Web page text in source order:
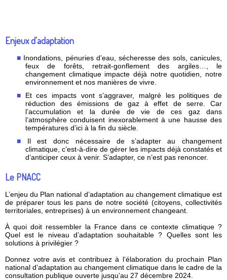
Enjeux d'adaptation
Inondations, pénuries d’eau, sécheresse des sols, canicules,
feux de forêts, retrait-gonflement des argiles…, le
changement climatique impacte déjà notre quotidien, notre
environnement et nos manières de vivre.
Et ces impacts vont s’aggraver, malgré les politiques de
réduction des émissions de gaz à effet de serre. Car
l’accumulation et la durée de vie de ces gaz dans
l’atmosphère conduisent inexorablement à une hausse des
températures d’ici à la fin du siècle.
Il est donc nécessaire de s’adapter au changement
climatique, c’est-à-dire de gérer les impacts déjà constatés et
d’anticiper ceux à venir. S’adapter, ce n’est pas renoncer.
Le PNACC
L’enjeu du Plan national d’adaptation au changement climatique est
de préparer tous les pans de notre société (citoyens, collectivités
territoriales, entreprises) à un environnement changeant.
À quoi doit ressembler la France dans ce contexte climatique ?
Quel est le niveau d’adaptation souhaitable ? Quelles sont les
solutions à privilégier ?
Donnez votre avis et contribuez à l’élaboration du prochain Plan
national d’adaptation au changement climatique dans le cadre de la
consultation publique ouverte jusqu’au 27 décembre 2024.